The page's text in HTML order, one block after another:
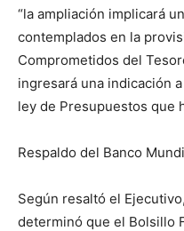
“la ampliación implicará
contemplados en la
Comprometidos del
ingresará una indicación
ley de Presupuestos que
Respaldo del Banco
Según resaltó el
determinó que el Bolsillo